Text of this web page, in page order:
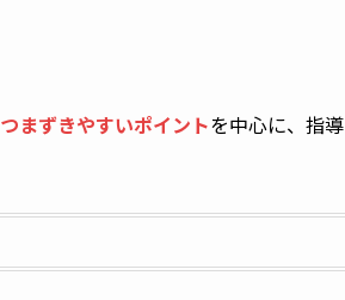
つまずきやすいポイントを中心に、指導